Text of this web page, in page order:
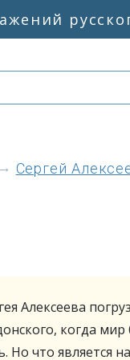
Сергей
Алексеева
когда
Но что является